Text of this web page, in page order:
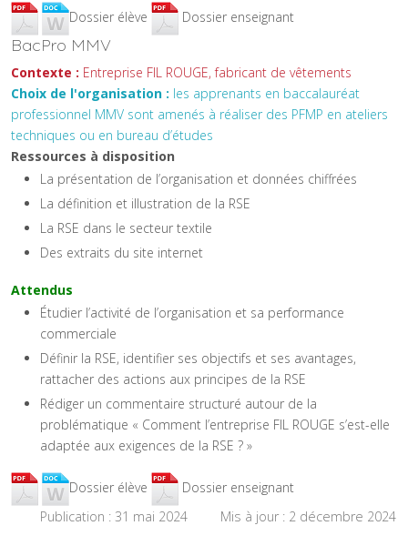
Dossier élève Dossier enseignant
BacPro MMV
Contexte : Entreprise FIL ROUGE, fabricant de vêtements
Choix de l'organisation : les apprenants en baccalauréat
professionnel MMV sont amenés à réaliser des PFMP en ateliers
techniques ou en bureau d’études
Ressources à disposition
La présentation de l’organisation et données chiffrées
La définition et illustration de la RSE
La RSE dans le secteur textile
Des extraits du site internet
Attendus
Étudier l’activité de l’organisation et sa performance
commerciale
Définir la RSE, identifier ses objectifs et ses avantages,
rattacher des actions aux principes de la RSE
Rédiger un commentaire structuré autour de la
problématique « Comment l’entreprise FIL ROUGE s’est-elle
adaptée aux exigences de la RSE ? »
Dossier élève
Dossier enseignant
Publication : 31 mai 2024
Mis à jour : 2 décembre 2024